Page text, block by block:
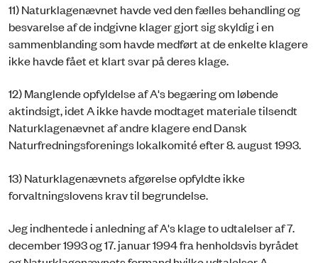
11) Naturklagenævnet havde ved den fælles behandling og
besvarelse af de indgivne klager gjort sig skyldig i en
sammenblanding som havde medført at de enkelte klagere
ikke havde fået et klart svar på deres klage.
12) Manglende opfyldelse af A's begæring om løbende
aktindsigt, idet A ikke havde modtaget materiale tilsendt
Naturklagenævnet af andre klagere end Dansk
Naturfredningsforenings lokalkomité efter 8. august 1993.
13) Naturklagenævnets afgørelse opfyldte ikke
forvaltningslovens krav til begrundelse.
Jeg indhentede i anledning af A's klage to udtalelser af 7.
december 1993 og 17. januar 1994 fra henholdsvis byrådet